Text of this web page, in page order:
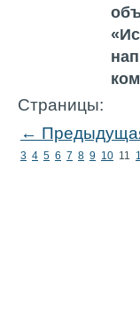
Страницы:
←
3 4 5 6 7 8 9 10 11